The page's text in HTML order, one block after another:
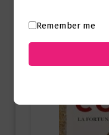
Remember me